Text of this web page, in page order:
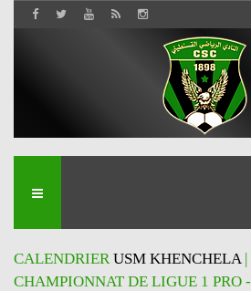
CALENDRIERUSM KHENCHELA|
CHAMPIONNAT DE LIGUE 1 PRO -